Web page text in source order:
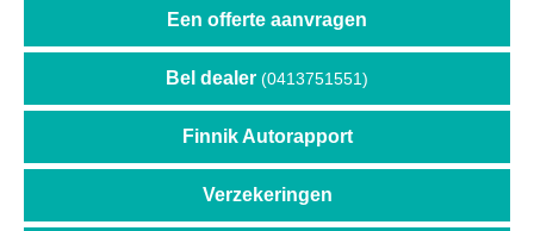
Een offerte aanvragen
Bel dealer (0413751551)
Finnik Autorapport
Verzekeringen